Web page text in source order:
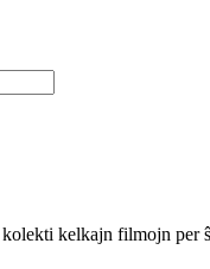
kelkajn filmojn per